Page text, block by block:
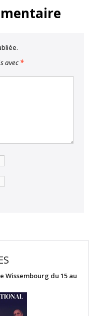
avec *
Wissembourg du 15 au